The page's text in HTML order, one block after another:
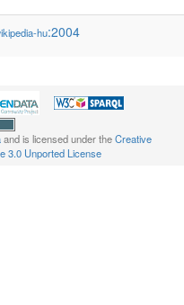
hu:2004
and is licensed under theCreative
3.0 Unported License